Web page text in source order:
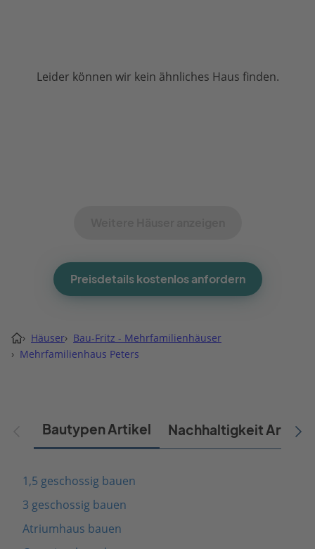
Leider können wir kein ähnliches Haus finden.
Preisdetails kostenlos anfordern
› Häuser› Bau-Fritz - Mehrfamilienhäuser
› Mehrfamilienhaus Peters
Bautypen Artikel Nachhaltigkeit Artikel
1,5 geschossig bauen
3 geschossig bauen
Atriumhaus bauen